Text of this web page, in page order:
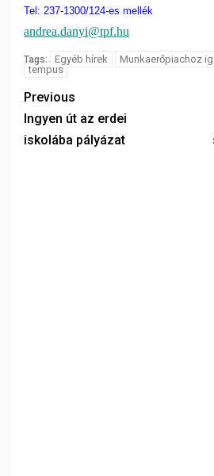
Tel: 237-1300/124-es mellék
andrea.danyi@tpf.hu
Tags: Egyéb hírek
Munkaerőpiachoz
tempus
Previous
Ingyen út az erdei
iskolába pályázat